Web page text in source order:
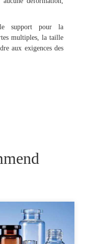
support pour la
multiples, la taille
aux exigences des